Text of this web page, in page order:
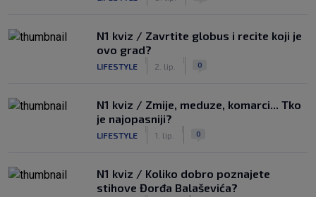
N1 kviz / Zavrtite globus i recite koji je
ovo grad?
LIFESTYLE 2. lip. 0
N1 kviz / Zmije, meduze, komarci... Tko
je najopasniji?
LIFESTYLE 1. lip. 0
N1 kviz / Koliko dobro poznajete
stihove Đorđa Balaševića?